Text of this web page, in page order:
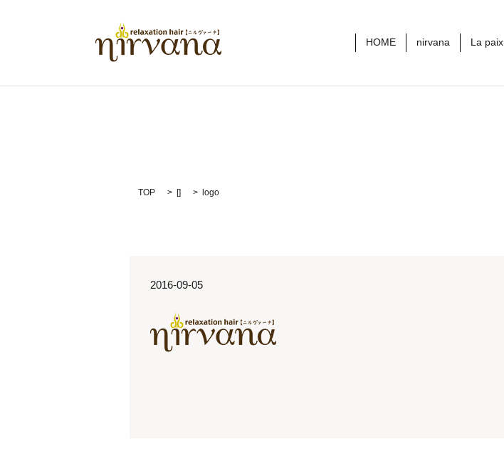
HOME nirvana La paix
TOP [] logo
2016-09-05